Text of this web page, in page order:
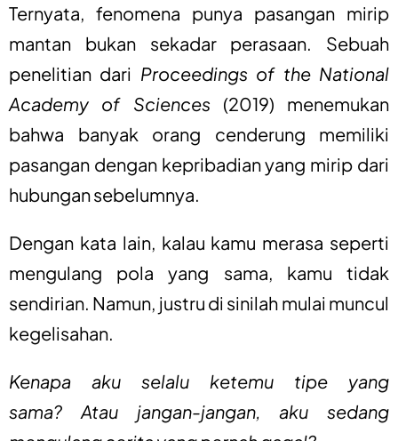
Ternyata, fenomena punya pasangan mirip
mantan bukan sekadar perasaan. Sebuah
penelitian dari Proceedings of the National
Academy of Sciences (2019) menemukan
bahwa banyak orang cenderung memiliki
pasangan dengan kepribadian yang mirip dari
hubungan sebelumnya.
Dengan kata lain, kalau kamu merasa seperti
mengulang pola yang sama, kamu tidak
sendirian. Namun, justru di sinilah mulai muncul
kegelisahan.
Kenapa aku selalu ketemu tipe yang
sama? Atau jangan-jangan, aku sedang